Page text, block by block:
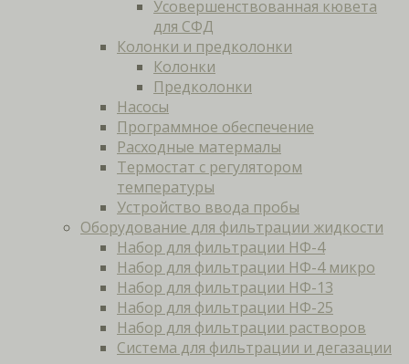
Усовершенствованная кювета
для СФД
Колонки и предколонки
Колонки
Предколонки
Насосы
Программное обеспечение
Расходные матермалы
Термостат с регулятором
температуры
Устройство ввода пробы
Оборудование для фильтрации жидкости
Набор для фильтрации НФ-4
Набор для фильтрации НФ-4 микро
Набор для фильтрации НФ-13
Набор для фильтрации НФ-25
Набор для фильтрации растворов
Система для фильтрации и дегазации